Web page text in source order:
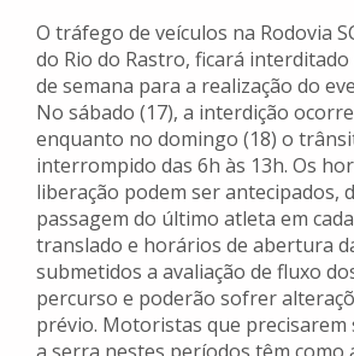
O tráfego de veículos na Rodovia
do Rio do Rastro, ficará
de semana para a realização do
No sábado (17), a interdição
enquanto no domingo (18) o
interrompido das 6h às 13h. Os
liberação podem ser antecipados,
passagem do último atleta em
translado e horários de abertura
submetidos a avaliação de fluxo
percurso e poderão sofrer
prévio. Motoristas que precisarem